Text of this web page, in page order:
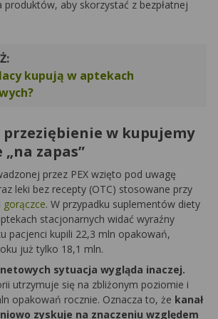
produktów, aby skorzystać z bezpłatnej
kupują w aptekach
w kupujemy
zapas”
przez PEX wzięto pod uwagę
leki bez recepty (OTC) stosowane przy
gorączce. W przypadku suplementów diety
stacjonarnych widać wyraźny
pacjenci kupili 22,3 mln opakowań,
już tylko 18,1 mln.
sytuacja wygląda inaczej.
utrzymuje się na zbliżonym poziomie i
opakowań rocznie. Oznacza to, że kanał
zyskuje na znaczeniu względem